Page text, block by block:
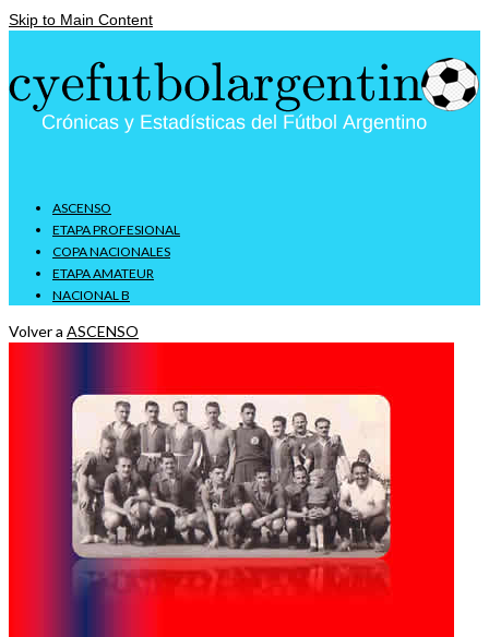
Skip to Main Content
ASCENSO
ETAPA PROFESIONAL
COPA NACIONALES
ETAPA AMATEUR
NACIONAL B
Volver a ASCENSO